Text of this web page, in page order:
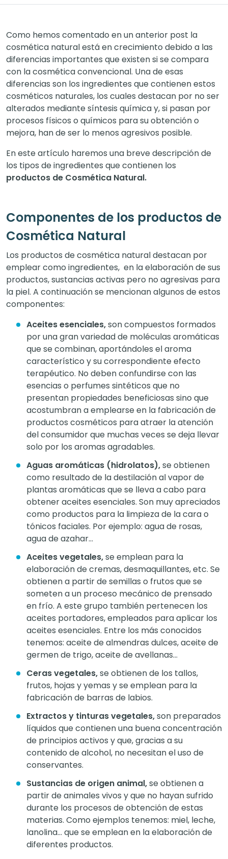
Como hemos comentado en un anterior post la
cosmética natural está en crecimiento debido a las
diferencias importantes que existen si se compara
con la cosmética convencional. Una de esas
diferencias son los ingredientes que contienen estos
cosméticos naturales, los cuales destacan por no ser
alterados mediante síntesis química y, si pasan por
procesos físicos o químicos para su obtención o
mejora, han de ser lo menos agresivos posible.
En este artículo haremos una breve descripción de
los tipos de ingredientes que contienen los
productos de Cosmética Natural.
Componentes de los productos de
Cosmética Natural
Los productos de cosmética natural destacan por
emplear como ingredientes, en la elaboración de sus
productos, sustancias activas pero no agresivas para
la piel. A continuación se mencionan algunos de estos
componentes:
Aceites esenciales,son compuestos formados
por una gran variedad de moléculas aromáticas
que se combinan, aportándoles el aroma
característico y su correspondiente efecto
terapéutico. No deben confundirse con las
esencias o perfumes sintéticos que no
presentan propiedades beneficiosas sino que
acostumbran a emplearse en la fabricación de
productos cosméticos para atraer la atención
del consumidor que muchas veces se deja llevar
solo por los aromas agradables.
Aguas aromáticas (hidrolatos),se obtienen
como resultado de la destilación al vapor de
plantas aromáticas que se lleva a cabo para
obtener aceites esenciales. Son muy apreciados
como productos para la limpieza de la cara o
tónicos faciales. Por ejemplo: agua de rosas,
agua de azahar…
Aceites vegetales,se emplean para la
elaboración de cremas, desmaquillantes, etc. Se
obtienen a partir de semillas o frutos que se
someten a un proceso mecánico de prensado
en frío. A este grupo también pertenecen los
aceites portadores, empleados para aplicar los
aceites esenciales. Entre los más conocidos
tenemos: aceite de almendras dulces, aceite de
germen de trigo, aceite de avellanas…
Ceras vegetales,se obtienen de los tallos,
frutos, hojas y yemas y se emplean para la
fabricación de barras de labios.
Extractos y tinturas vegetales,son preparados
líquidos que contienen una buena concentración
de principios activos y que, gracias a su
contenido de alcohol, no necesitan el uso de
conservantes.
Sustancias de origen animal,se obtienen a
partir de animales vivos y que no hayan sufrido
durante los procesos de obtención de estas
materias. Como ejemplos tenemos: miel, leche,
lanolina… que se emplean en la elaboración de
diferentes productos.